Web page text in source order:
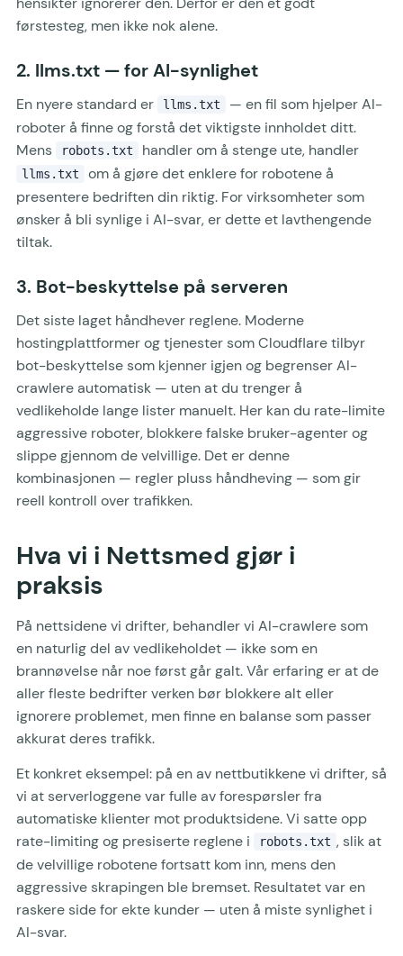
førstesteg, men ikke nok alene.
2. llms.txt — for AI-synlighet
En nyere standard er llms.txt
— en fil som hjelper AI-
roboter å finne og forstå det viktigste innholdet ditt.
Mens
robots.txt handler om å stenge ute, handler
llms.txt
om å gjøre det enklere for robotene å
presentere bedriften din riktig. For virksomheter som
ønsker å bli synlige i AI-svar, er dette et lavthengende
tiltak.
3. Bot-beskyttelse på serveren
Det siste laget håndhever reglene. Moderne
hostingplattformer og tjenester som Cloudflare tilbyr
bot-beskyttelse som kjenner igjen og begrenser AI-
crawlere automatisk — uten at du trenger å
vedlikeholde lange lister manuelt. Her kan du rate-limite
aggressive roboter, blokkere falske bruker-agenter og
slippe gjennom de velvillige. Det er denne
kombinasjonen — regler pluss håndheving — som gir
reell kontroll over trafikken.
Hva vi i Nettsmed gjør i
praksis
På nettsidene vi drifter, behandler vi AI-crawlere som
en naturlig del av vedlikeholdet — ikke som en
brannøvelse når noe først går galt. Vår erfaring er at de
aller fleste bedrifter verken bør blokkere alt eller
ignorere problemet, men finne en balanse som passer
akkurat deres trafikk.
Et konkret eksempel: på en av nettbutikkene vi drifter, så
vi at serverloggene var fulle av forespørsler fra
automatiske klienter mot produktsidene. Vi satte opp
rate-limiting og presiserte reglene i
robots.txt , slik at
de velvillige robotene fortsatt kom inn, mens den
aggressive skrapingen ble bremset. Resultatet var en
raskere side for ekte kunder — uten å miste synlighet i
AI-svar.